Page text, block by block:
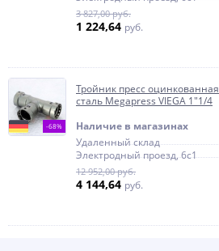
3 827,00 руб.
1 224,64 руб.
-68%
Тройник пресс оцинкованная
сталь Megapress VIEGA 1"1/4
Наличие в магазинах
Удаленный склад
Электродный проезд, 6с1
12 952,00 руб.
4 144,64 руб.